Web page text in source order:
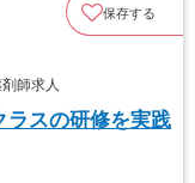
保存する
師求人
ラスの研修を実践